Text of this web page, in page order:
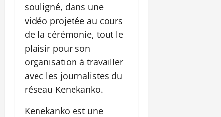
souligné, dans une
vidéo projetée au cours
de la cérémonie, tout le
plaisir pour son
organisation à travailler
avec les journalistes du
réseau Kenekanko.
Kenekanko est une